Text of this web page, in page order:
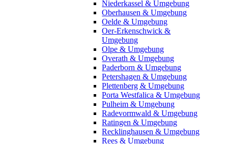
Niederkassel & Umgebung
Oberhausen & Umgebung
Oelde & Umgebung
Oer-Erkenschwick &
Umgebung
Olpe & Umgebung
Overath & Umgebung
Paderborn & Umgebung
Petershagen & Umgebung
Plettenberg & Umgebung
Porta Westfalica & Umgebung
Pulheim & Umgebung
Radevormwald & Umgebung
Ratingen & Umgebung
Recklinghausen & Umgebung
Rees & Umgebung